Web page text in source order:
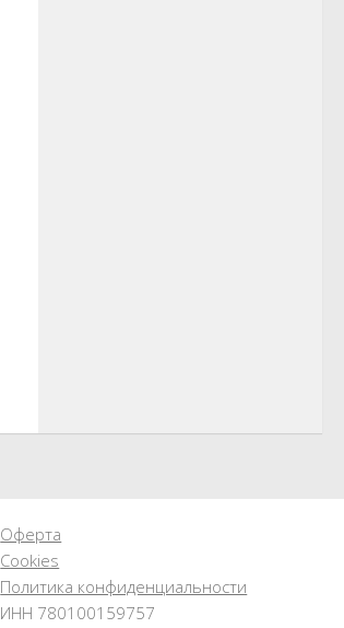
Оферта
Cookies
Политика конфиденциальности
ИНН 780100159757